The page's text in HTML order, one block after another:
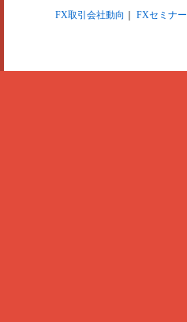
FX取引会社動向 FXセミナー